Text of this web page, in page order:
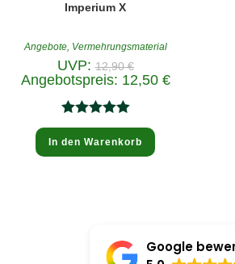
Imperium X
Angebote, Vermehrungsmaterial
UVP: 12,90€Ursprünglicher
Preis
war:
Angebotspreis: 12,50 €Aktueller
Preis
Bewertet
mit5.00
In den Warenkorb
Google